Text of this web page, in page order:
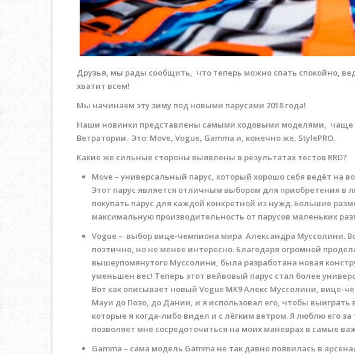
Друзья, мы рады сообщить, что теперь можно спать спокойно,
хватит всем!
Мы начинаем эту зиму под новыми парусами 2018 года!
Наши новинки представлены самыми ходовыми моделями, чаще
Ветратории. Это: Move, Vogue, Gamma и, конечно же, StylePRO.
Какие же сильные стороны выявлены в результатах тестов RRD?
Move – универсальный парус, который хорошо себя ведёт на
Этот парус является отличным выбором для приобретения в
покупать парус для каждой конкретной из нужд. Большие
максимальную производительность от парусов маленьких
Vogue – выбор вице-чемпиона мира Александра Муссолини.
поэтично, но не менее интересно. Благодаря огромной
вышеупомянутого Муссолини, была разработана новая
уменьшен вес! Теперь этот вейвовый парус стал более
Вот как описывает новый Vogue MK9 Алекс Муссолини, вице-
Мауи до Позо, до Дании, и я использовал его, чтобы выиграть
которые я когда-либо видел и с лёгким ветром. Я люблю его
позволяет мне сосредоточиться на моих маневрах в самые
Gamma – сама модель Gamma не так давно появилась в